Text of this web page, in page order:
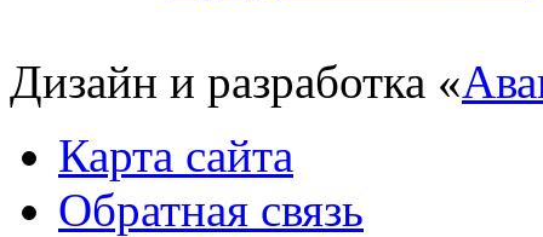
Дизайн и разработка «
Карта сайта
Обратная связь